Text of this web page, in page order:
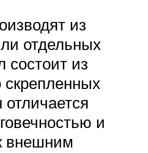
из
отдельных
состоит из
и
внешним